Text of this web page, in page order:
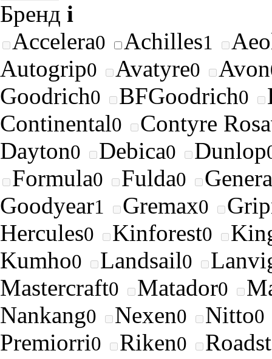
Бренд i
Accelera0 Achilles1
Autogrip0 Avatyre0 Avon
Goodrich0 BFGoodrich0
Continental0
Contyre
Dayton0 Debica0 Dunlop
Formula0 Fulda0
Goodyear1 Gremax0
Hercules0 Kinforest0
Kumho0 Landsail0
Mastercraft0 Matador0
Nankang0 Nexen0 Nitto0
Premiorri0 Riken0